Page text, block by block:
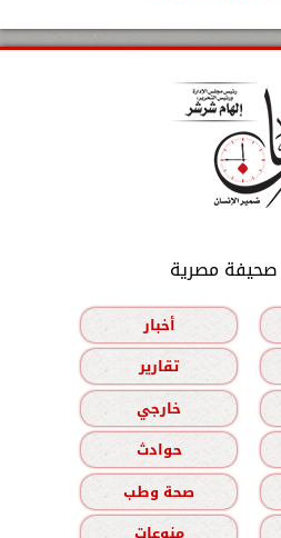
صحيفة مصرية
أخبار
تقارير
خارجي
حوادث
صحة وطب